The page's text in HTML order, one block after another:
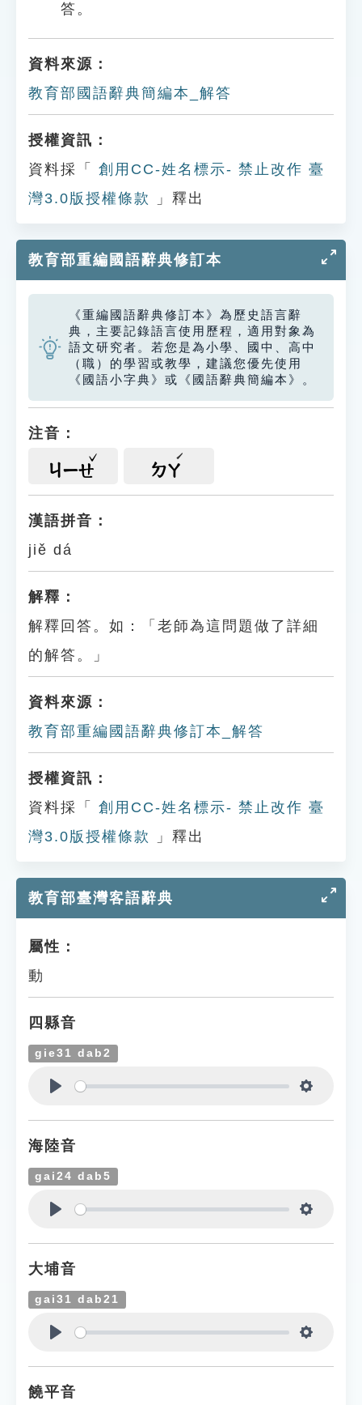
答。
資料來源：
教育部國語辭典簡編本_解答
授權資訊：
資料採「
創用CC-姓名標示- 禁止改作 臺
灣3.0版授權條款
」釋出
教育部重編國語辭典修訂本
《重編國語辭典修訂本》為歷史語言辭
典，主要記錄語言使用歷程，適用對象為
語文研究者。若您是為小學、國中、高中
（職）的學習或教學，建議您優先使用
《國語小字典》或《國語辭典簡編本》。
注音：
ㄐㄧㄝ ㄉㄚ
漢語拼音：
jiě dá
解釋：
解釋回答。如：「老師為這問題做了詳細
的解答。」
資料來源：
教育部重編國語辭典修訂本_解答
授權資訊：
資料採「
創用CC-姓名標示- 禁止改作 臺
灣3.0版授權條款
」釋出
教育部臺灣客語辭典
屬性：
動
四縣音
gie31 dab2
海陸音
gai24 dab5
大埔音
gai31 dab21
饒平音